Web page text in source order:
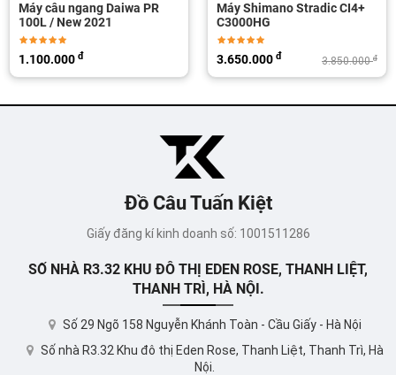
Máy câu ngang Daiwa PR
100L / New 2021
1.100.000 đ
Máy Shimano Stradic CI4+
C3000HG
3.850.000đ
3.650.000 đ
Đồ Câu Tuấn Kiệt
Giấy đăng kí kinh doanh số: 1001511286
SỐ NHÀ R3.32 KHU ĐÔ THỊ EDEN ROSE, THANH LIỆT,
THANH TRÌ, HÀ NỘI.
Số 29 Ngõ 158 Nguyễn Khánh Toàn - Cầu Giấy - Hà Nội
Số nhà R3.32 Khu đô thị Eden Rose, Thanh Liệt, Thanh Trì, Hà
Nội.